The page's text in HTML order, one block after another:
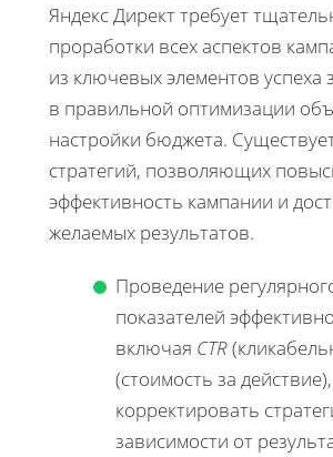
Яндекс Директ требует
проработки всех аспектов
из ключевых элементов успеха
в правильной оптимизации
настройки бюджета.
стратегий, позволяющих
эффективность кампании и
желаемых результатов.
Проведение
показателей
включая CTR
(стоимость за
корректировать
зависимости от